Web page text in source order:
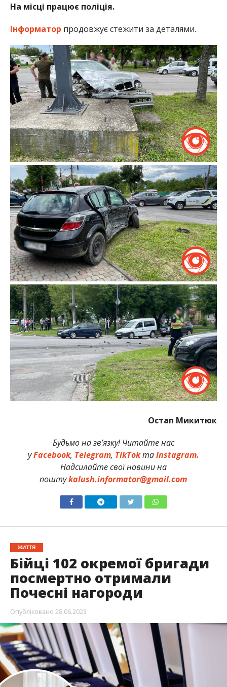
На місці працює поліція.
Інформатор продовжує стежити за деталями.
Остап Микитюк
Будьмо на зв’язку! Читайте нас
уFacebook, Telegram, TikTokтаInstagram.
Надсилайте свої новини на
поштуkalush.informator@gmail.com
ЖИТТЯ
Бійці 102 окремої бригади
посмертно отримали
Почесні нагороди
Опубліковано 28.06.2023